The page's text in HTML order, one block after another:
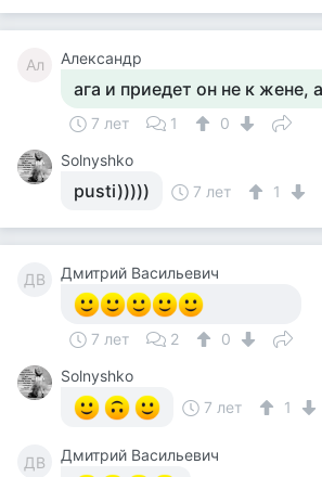
Ал Александр
ага и приедет он не к жене,
7 лет 1
0
Solnyshko
pusti))))) 7 лет 1
ДВ Дмитрий Васильевич
7 лет 2
0
Solnyshko
7 лет
1
ДВ Дмитрий Васильевич